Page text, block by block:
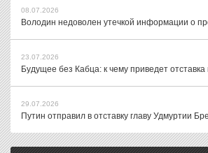
08.07.2026
Володин недоволен утечкой информации о
23.07.2026
Будущее без Кабца: к чему приведет
29.07.2026
Путин отправил в отставку главу Удмуртии